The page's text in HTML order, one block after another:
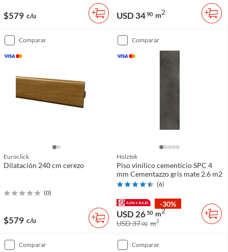
$579 c/u USD 3490 m2
comparar
Euroclick
Dilatación 240 cm cerezo
(0)
$579 c/u
comparar
Holztek
Piso vinílico cementicio SPC 4
mm Cementazzo gris mate 2.6 m2
(6)
-30%
USD 2650 m2
USD 3790 m2
comparar comparar